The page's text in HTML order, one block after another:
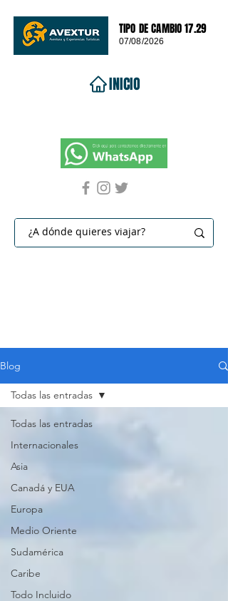
TIPO DE CAMBIO 17.29
07/08/2026
INICIO
Blog
Todas las entradas
Internacionales
Asia
Canadá y EUA
Europa
Medio Oriente
Sudamérica
Caribe
Todo Incluido
Todas las entradas